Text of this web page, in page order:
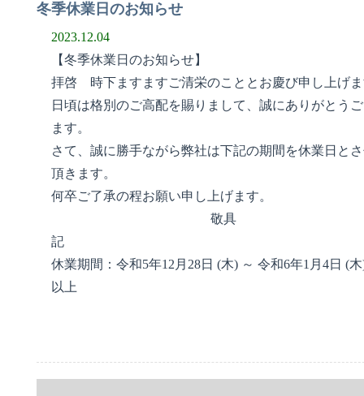
冬季休業日のお知らせ
2023.12.04
【冬季休業日のお知らせ】
拝啓 時下ますますご清栄のこととお慶び申し上げ
日頃は格別のご高配を賜りまして、誠にありがとう
ます。
さて、誠に勝手ながら弊社は下記の期間を休業日と
頂きます。
何卒ご了承の程お願い申し上げます。
敬具
記
休業期間：令和5年12月28日 (木) ～ 令和6年1月4日 (
以上